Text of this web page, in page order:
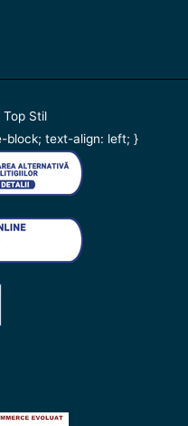
Top Stil
block; text-align: left; }